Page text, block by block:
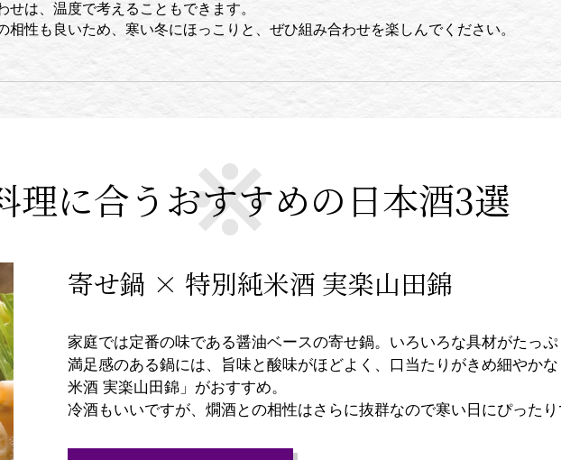
せは、温度で考えることもできます。
相性も良いため、寒い冬にほっこりと、ぜひ組み合わせを楽しんでください。
理に合うおすすめの日本酒3選
寄せ鍋 × 特別純米酒 実楽山田錦
家庭では定番の味である醤油ベースの寄せ鍋。いろいろな具材がたっ
満足感のある鍋には、旨味と酸味がほどよく、口当たりがきめ細やか
米酒 実楽山田錦」がおすすめ。
冷酒もいいですが、燗酒との相性はさらに抜群なので寒い日にぴったり